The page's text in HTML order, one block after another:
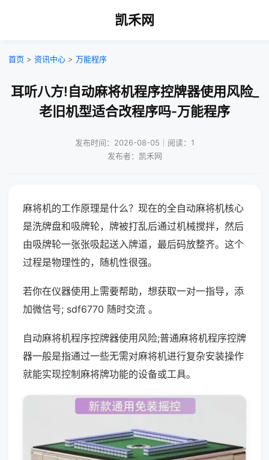
凯禾网
首页 > 资讯中心 > 万能程序
耳听八方!自动麻将机程序控牌器使用风险_
老旧机型适合改程序吗-万能程序
发布时间：2026-08-05｜阅读：1
发布者：凯禾网
麻将机的工作原理是什么？现在的全自动麻将机核心
是洗牌盘和吸牌轮，牌被打乱后通过机械搅拌，然后
由吸牌轮一张张吸起送入牌道，最后码放整齐。这个
过程是物理性的，随机性很强。
若你在仪器使用上需要帮助，想获取一对一指导，添
加微信号; sdf6770 随时交流 。
自动麻将机程序控牌器使用风险;普通麻将机程序控牌
器一般是指通过一些无需对麻将机进行复杂安装操作
就能实现控制麻将牌功能的设备或工具。